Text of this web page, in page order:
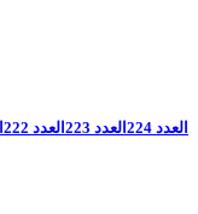
العدد 224 العدد 223 العدد 222